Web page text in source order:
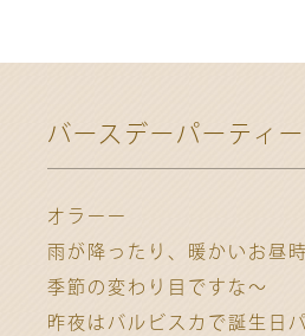
バースデーパーティ
オラーー
雨が降ったり、暖かいお昼
季節の変わり目ですな〜
昨夜はバルビスカで誕生日